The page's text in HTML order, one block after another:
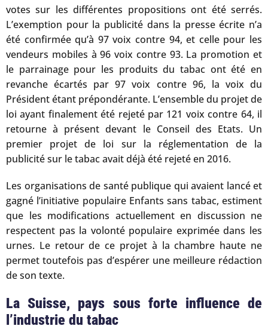
votes sur les différentes propositions ont été serrés.
L’exemption pour la publicité dans la presse écrite n’a
été confirmée qu’à 97 voix contre 94, et celle pour les
vendeurs mobiles à 96 voix contre 93. La promotion et
le parrainage pour les produits du tabac ont été en
revanche écartés par 97 voix contre 96, la voix du
Président étant prépondérante. L’ensemble du projet de
loi ayant finalement été rejeté par 121 voix contre 64, il
retourne à présent devant le Conseil des Etats. Un
premier projet de loi sur la réglementation de la
publicité sur le tabac avait déjà été rejeté en 2016.
Les organisations de santé publique qui avaient lancé et
gagné l’initiative populaire Enfants sans tabac, estiment
que les modifications actuellement en discussion ne
respectent pas la volonté populaire exprimée dans les
urnes. Le retour de ce projet à la chambre haute ne
permet toutefois pas d’espérer une meilleure rédaction
de son texte.
La Suisse, pays sous forte influence de
l’industrie du tabac